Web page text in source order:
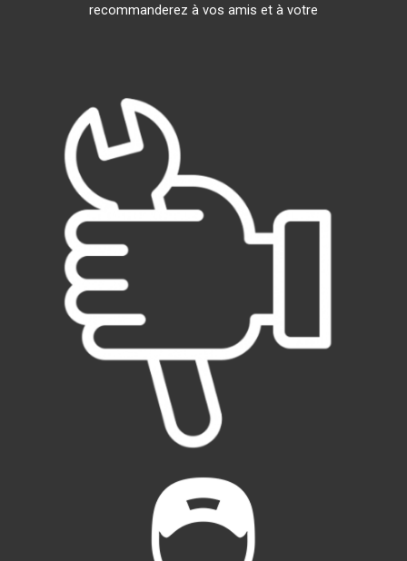
recommanderez à vos amis et à votre